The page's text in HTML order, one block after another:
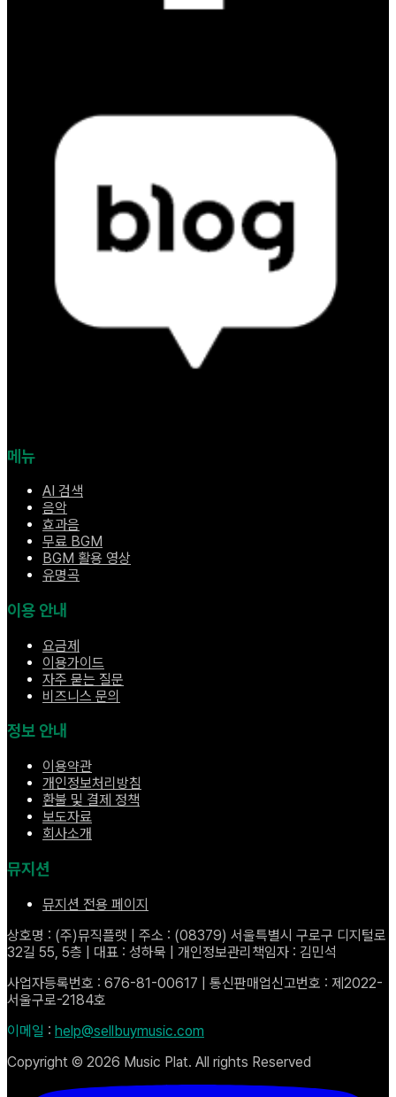
메뉴
AI 검색
음악
효과음
무료 BGM
BGM 활용 영상
유명곡
이용 안내
요금제
이용가이드
자주 묻는 질문
비즈니스 문의
정보 안내
이용약관
개인정보처리방침
환불 및 결제 정책
보도자료
회사소개
뮤지션
뮤지션 전용 페이지
상호명 : (주)뮤직플랫 | 주소 : (08379) 서울특별시 구로구 디지털로
32길 55, 5층 | 대표 : 성하묵 | 개인정보관리책임자 : 김민석
사업자등록번호 : 676-81-00617 | 통신판매업신고번호 : 제2022-
서울구로-2184호
이메일 : help@sellbuymusic.com
Copyright © 2026 Music Plat. All rights Reserved